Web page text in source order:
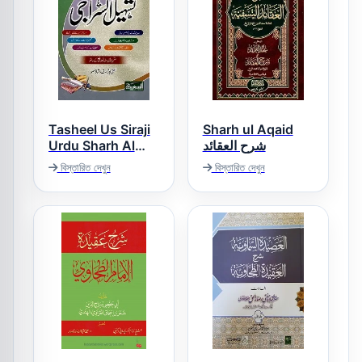
Tasheel Us Siraji
Urdu Sharh Al
Siraji تسھیل
السراجی اردو شرح
السراجی
বিস্তারিত দেখুন
Sharh ul Aqaid
شرح العقائد
বিস্তারিত দেখুন